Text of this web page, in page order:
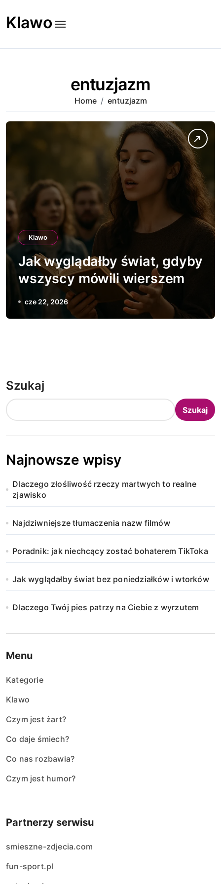
to
content
Klawo
entuzjazm
Home entuzjazm
Klawo
Jak wyglądałby świat, gdyby
wszyscy mówili wierszem
cze 22, 2026
Szukaj
Szukaj
Najnowsze wpisy
Dlaczego złośliwość rzeczy martwych to realne
zjawisko
Najdziwniejsze tłumaczenia nazw filmów
Poradnik: jak niechcący zostać bohaterem TikToka
Jak wyglądałby świat bez poniedziałków i wtorków
Dlaczego Twój pies patrzy na Ciebie z wyrzutem
Menu
Kategorie
Klawo
Czym jest żart?
Co daje śmiech?
Co nas rozbawia?
Czym jest humor?
Partnerzy serwisu
smieszne-zdjecia.com
fun-sport.pl